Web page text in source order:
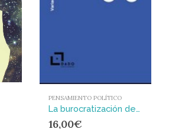
PENSAMIENTO POLÍTICO
La burocratización del mundo en la era neoliberal
16,00€